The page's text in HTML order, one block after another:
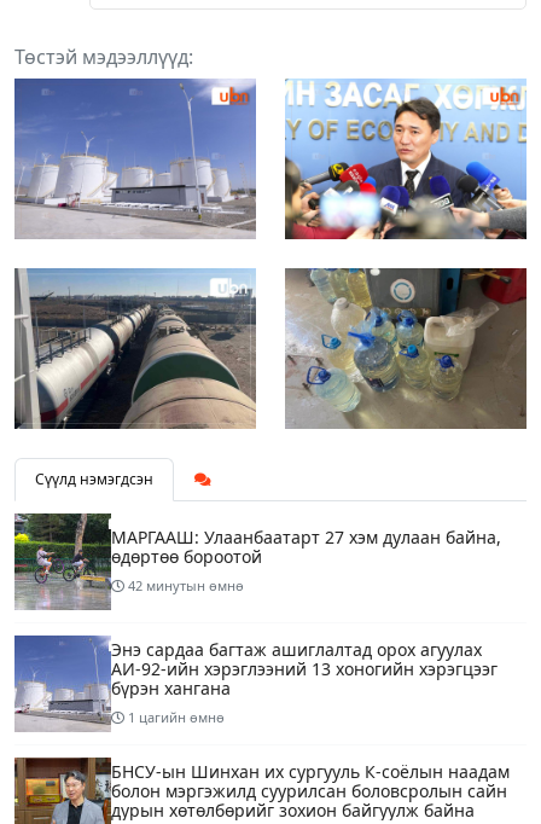
Төстэй мэдээллүүд:
Сүүлд нэмэгдсэн
МАРГААШ: Улаанбаатарт 27 хэм дулаан байна,
өдөртөө бороотой
42 минутын өмнө
Энэ сардаа багтаж ашиглалтад орох агуулах
АИ-92-ийн хэрэглээний 13 хоногийн хэрэгцээг
бүрэн хангана
1 цагийн өмнө
БНСУ-ын Шинхан их сургууль К-соёлын наадам
болон мэргэжилд суурилсан боловсролын сайн
дурын хөтөлбөрийг зохион байгуулж байна